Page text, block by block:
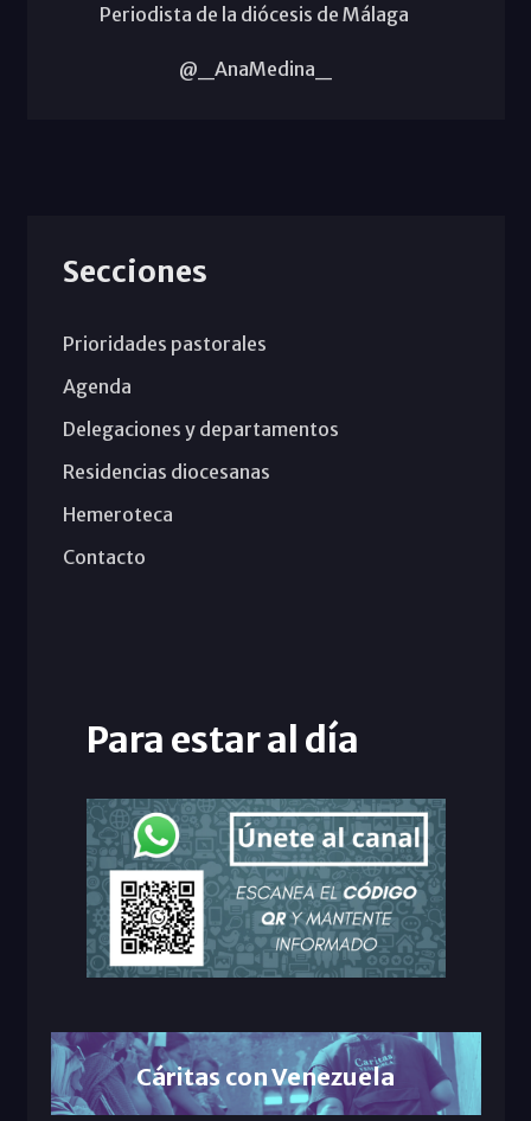
Periodista de la diócesis de Málaga
@_AnaMedina_
Secciones
Prioridades pastorales
Agenda
Delegaciones y departamentos
Residencias diocesanas
Hemeroteca
Contacto
Para estar al día
Cáritas con Venezuela